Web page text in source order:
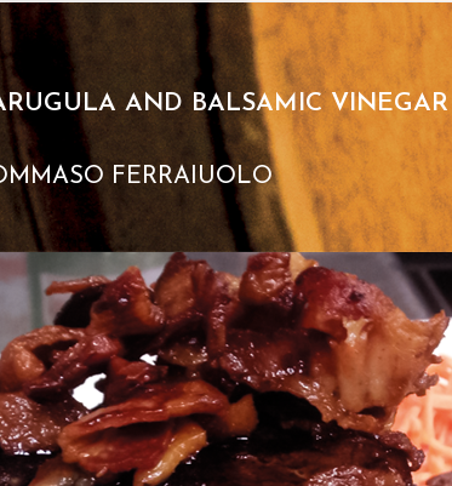
AND BALSAMIC
FERRAIUOLO